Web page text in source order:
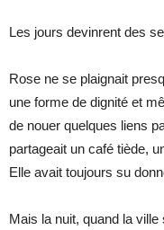
Les jours devinrent des
Rose ne se plaignait
une forme de dignité et
de nouer quelques liens
partageait un café tiède,
Elle avait toujours su
Mais la nuit, quand la